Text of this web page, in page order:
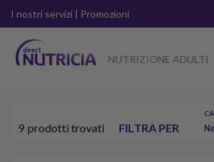
I nostri servizi | Promozioni
NUTRIZIONE ADULTI
9 prodotti trovati FILTRA PER